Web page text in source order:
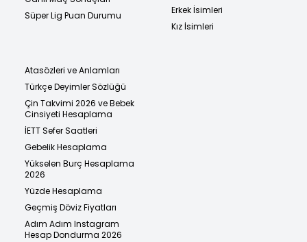
Süper Lig Puan Durumu
Erkek İsimleri
Kız İsimleri
Atasözleri ve Anlamları
Türkçe Deyimler Sözlüğü
Çin Takvimi 2026 ve Bebek
Cinsiyeti Hesaplama
İETT Sefer Saatleri
Gebelik Hesaplama
Yükselen Burç Hesaplama
2026
Yüzde Hesaplama
Geçmiş Döviz Fiyatları
Adım Adım Instagram
Hesap Dondurma 2026